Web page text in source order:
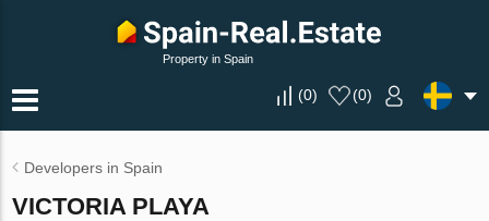
Property in Spain
(0) (0)
Developers in Spain
VICTORIA PLAYA